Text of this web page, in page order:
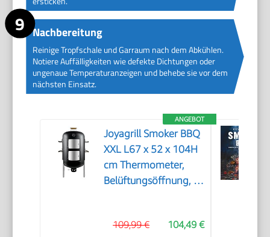
Nachbereitung
Reinige Tropfschale und Garraum nach dem Abkühlen.
Notiere Auffälligkeiten wie defekte Dichtungen oder
ungenaue Temperaturanzeigen und behebe sie vor dem
nächsten Einsatz.
ANGEBOT
Joyagrill Smoker BBQ
XXL L67 x 52 x 104H
cm Thermometer,
Belüftungsöffnung, 2-
mit 5 Holzgriffen und
104,49 €
109,99 €